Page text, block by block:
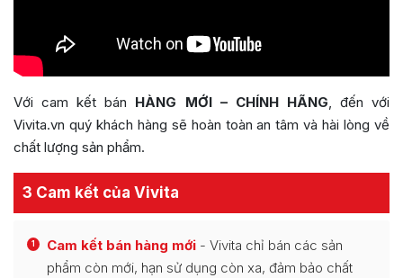
Với cam kết bán HÀNG MỚI – CHÍNH HÃNG, đến với
Vivita.vn quý khách hàng sẽ hoàn toàn an tâm và hài lòng về
chất lượng sản phẩm.
3 Cam kết của Vivita
1 Cam kết bán hàng mới - Vivita chỉ bán các sản
phẩm còn mới, hạn sử dụng còn xa, đảm bảo chất